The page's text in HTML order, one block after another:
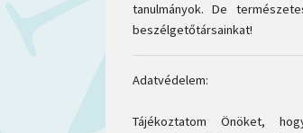
tanulmányok. De
beszélgetőtársainkat!
Adatvédelem:
Tájékoztatom Önöket,